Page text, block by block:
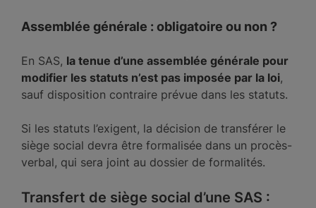
Assemblée générale : obligatoire ou non ?
En SAS, la tenue d’une assemblée générale pour
modifier les statuts n’est pas imposée par la loi,
sauf disposition contraire prévue dans les statuts.
Si les statuts l’exigent, la décision de transférer le
siège social devra être formalisée dans un procès-
verbal, qui sera joint au dossier de formalités.
Transfert de siège social d’une SAS :